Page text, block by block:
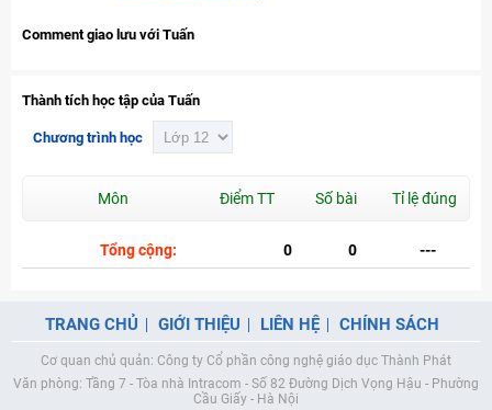
Comment giao lưu với Tuấn
Thành tích học tập của Tuấn
Chương trình học
Môn Điểm TT Số bài Tỉ lệ đúng
Tổng cộng: 0 0 ---
TRANG CHỦ GIỚI THIỆU LIÊN HỆ CHÍNH SÁCH
Cơ quan chủ quản: Công ty Cổ phần công nghệ giáo dục Thành Phát
Văn phòng: Tầng 7 - Tòa nhà Intracom - Số 82 Đường Dịch Vọng Hậu - Phường
Cầu Giấy - Hà Nội